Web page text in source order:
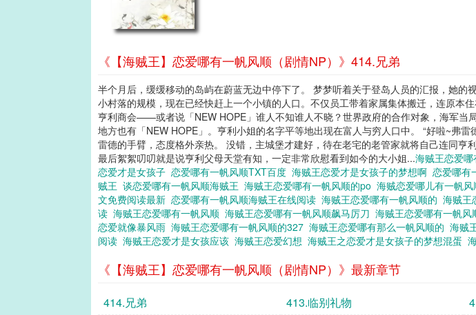
《【海贼王】恋爱哪有一帆风顺（剧情NP）》414.兄弟
半个月后，缓缓移动的岛屿在蔚蓝无边中停下了。 梦梦听着关于登岛人员的汇报，她
小村落的规模，现在已经快赶上一个小镇的人口。不仅员工带着家属集体搬迁，连原本
亨利商会——或者说「NEW HOPE」谁人不知谁人不晓？世界政府的合作对象，海军当
地方也有「NEW HOPE」。亨利小姐的名字平等地出现在富人与穷人口中。 “好啦~
雷德的手臂，态度格外亲热。 没错，主城堡才建好，待在老宅的老管家就将自己连同
最后絮絮叨叨就是说亨利父母天堂有知，一定非常欣慰看到如今的大小姐...海贼王恋爱
恋爱才是女孩子 恋爱哪有一帆风顺TXT百度 海贼王恋爱才是女孩子的梦想啊 恋爱哪有
贼王 谈恋爱哪有一帆风顺海贼王 海贼王恋爱哪有一帆风顺的po 海贼恋爱哪儿有一帆风
文免费阅读最新 恋爱哪有一帆风顺海贼王在线阅读 海贼王恋爱哪有一帆风顺的 海贼王
读 海贼王恋爱哪有一帆风顺 海贼王恋爱哪有一帆风顺飙马厉刀 海贼王恋爱哪有一帆风
恋爱就像暴风雨 海贼王恋爱哪有一帆风顺的327 海贼王恋爱哪有那么一帆风顺的 海贼
阅读 海贼王恋爱才是女孩应该 海贼王恋爱幻想 海贼王之恋爱才是女孩子的梦想混蛋
《【海贼王】恋爱哪有一帆风顺（剧情NP）》最新章节
414.兄弟 413.临别礼物